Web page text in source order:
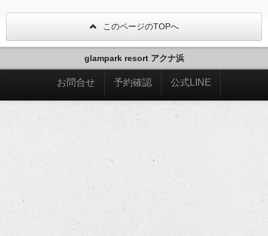
このページのTOPへ
glampark resort アクナ浜
お問合せ 予約確認 公式LINE